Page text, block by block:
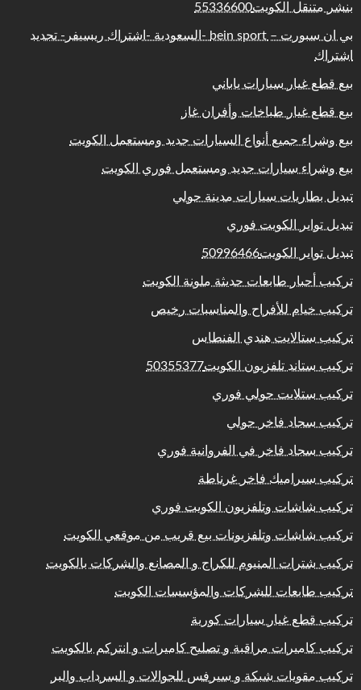
بنشر متنقل الكويت55336600
بي ان سبورت – bein sport -السعودية -اشتراك ريسيفر- تجديد
اشتراك
بيع قطع غيار سيارات ياباني
بيع قطع غيار طباخات وأفران غاز
بيع وشراء جميع أنواع السيارات جديد ومستعمل الكويت
بيع وشراء سيارات جديد ومستعمل فوري الكويت
تبديل بطاريات سيارات مدينة حولي
تبديل تواير الكويت فوري
تبديل تواير الكويت50996466
تركيب أحبار طابعات حديثة ملونة الكويت
تركيب خيام للأفراح والمناسبات رخيص
تركيب ستالايت هندي الفنطاس
تركيب ستاند تلفزيون الكويت50355377
تركيب ستلايت حولي فوري
تركيب سجاد فاخر حولي
تركيب سجاد فاخر في الفروانية فوري
تركيب سيراميك فاخر غرناطة
تركيب شاشات وتلفزيون الكويت فوري
تركيب شاشات وتلفزيونات بيع قريب من موقعي الكويت
تركيب شترات المنيوم للكراج و المصانع والشركات بالكويت
تركيب طابعات للشركات والمؤسسات الكويت
تركيب قطع غيار سيارات كورية
تركيب كاميرات مراقبة و تصليح كاميرات و انتركم بالكويت
تركيب مقويات شبكة و سيرفس للجوالات و السرداب والبر